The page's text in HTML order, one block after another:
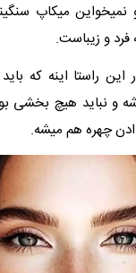
میکاپ
و زیباست.
راستا اینه که
و نباید هیچ بخشی
چهره هم میشه.